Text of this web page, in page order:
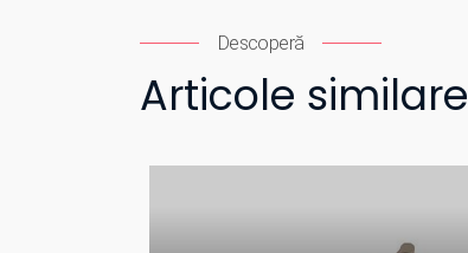
Descoperă
Articole similare